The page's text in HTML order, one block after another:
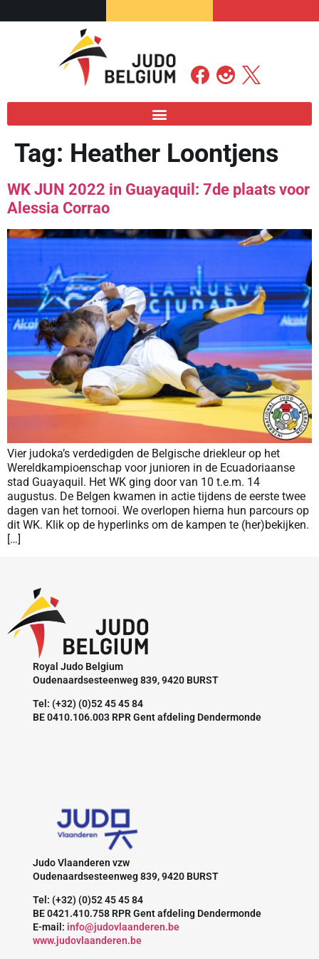
Tag: Heather Loontjens
WK JUN 2022 in Guayaquil: 7de plaats voor
Alessia Corrao
Vier judoka’s verdedigden de Belgische driekleur op het
Wereldkampioenschap voor junioren in de Ecuadoriaanse
stad Guayaquil. Het WK ging door van 10 t.e.m. 14
augustus. De Belgen kwamen in actie tijdens de eerste twee
dagen van het tornooi. We overlopen hierna hun parcours op
dit WK. Klik op de hyperlinks om de kampen te (her)bekijken.
[…]
Royal Judo Belgium
Oudenaardsesteenweg 839, 9420 BURST
Tel: (+32) (0)52 45 45 84
BE 0410.106.003 RPR Gent afdeling Dendermonde
Judo Vlaanderen vzw
Oudenaardsesteenweg 839, 9420 BURST
Tel: (+32) (0)52 45 45 84
BE 0421.410.758 RPR Gent afdeling Dendermonde
E-mail: info@judovlaanderen.be
www.judovlaanderen.be